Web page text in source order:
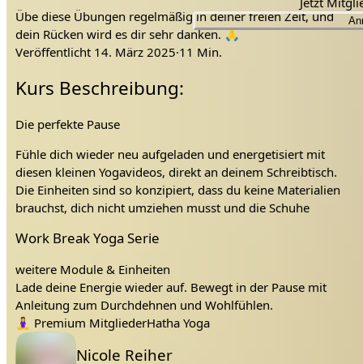
Übe diese Übungen regelmäßig in deiner freien Zeit, und
dein Rücken wird es dir sehr danken. 🙏
kommst duhier.
der Chefin vorschlagen möchtest, eine Yogapause für euer
Team zu integrieren, dann melde dich direkt bei Nicole per
E-Mail an Nicole@Niyama.Academy
In der Niyama.Academy gibt es zudem auch die
Möglichkeit Firmenpakete zu erwerben. Damit ermöglichst
du deinen Kollegen und Kolleginnen den Zugang zu
unserer gesamten Niyama.Academy inklusive OnDemand
Videos & Kurse und den Live Yoga Klassen. Falls ein
Firmenpaket im Zuge des Gesundheitsmanagements bei
dir in Frage kommt, melde dich bei Nicole unter:
Nicole@Niyama.Academy.
Ich wünsche dir viel Spaß mit dem Video,
Veröffentlicht 14. März 2025·11 Min.
Kurs Beschreibung:
Die perfekte Pause
Fühle dich wieder neu aufgeladen und energetisiert mit
diesen kleinen Yogavideos, direkt an deinem Schreibtisch.
Die Einheiten sind so konzipiert, dass du keine Materialien
brauchst, dich nicht umziehen musst und die Schuhe
Ganzen kümmern wir uns um:
Verspannungen im Nacken
nach vorne fallende Schultern
Mobilisierung der Wirbelsäule
Work Break Yoga Serie
weitere Module & Einheiten
Lade deine Energie wieder auf. Bewegt in der Pause mit
Anleitung zum Durchdehnen und Wohlfühlen.
Tags:
🧘‍♀️ Premium MitgliederHatha Yoga
Bürö Yoga
Firmen YogaGesundheitsmanagementHüfte
Rücken
Rücken Yoga
Rückenschmerzen
Rückenyoga
SchulternWirbelsäule
Yoga Pause
Yoga für den unteren Rücken
Yoga in der Pause
dehnen
entspannen
lockern
Lehrer:
Nicole Reiher